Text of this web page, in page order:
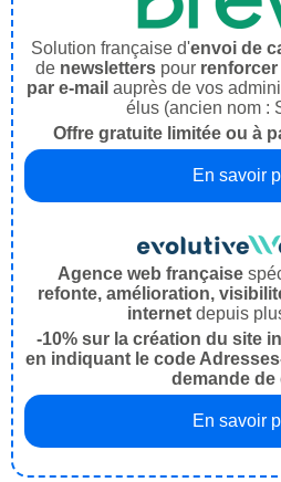
Solution française d'envoi de
de newsletters pour
par e-mail auprès de vos
élus (ancien nom :
Offre gratuite limitée ou à
En savoir
Agence web française
refonte, amélioration,
internet depuis
-10% sur la création du site
en indiquant le code
demande de
En savoir